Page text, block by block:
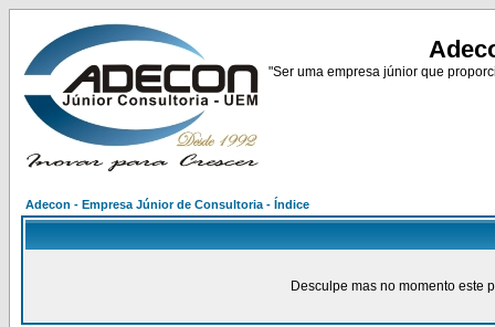
"Ser uma empresa júnior que
Adecon - Empresa Júnior de Consultoria - Índice
Desculpe mas no momento este